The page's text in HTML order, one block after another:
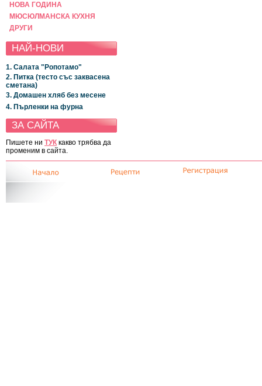
НОВА ГОДИНА
МЮСЮЛМАНСКА КУХНЯ
ДРУГИ
НАЙ-НОВИ
1. Салата "Ропотамо"
2. Питка (тесто със заквасена
сметана)
3. Домашен хляб без месене
4. Пърленки на фурна
ЗА САЙТА
Пишете ни ТУК какво трябва да
променим в сайта.